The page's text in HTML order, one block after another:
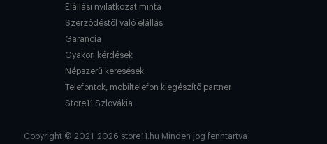
Elállási nyilatkozat minta
Szerződéstől való elállás
Garancia
Gyakori kérdések
Népszerű keresések
Telefontok, mobiltelefon kiegészítő partner
Store11 Szlovákia
Copyright © 2021-2026 store11.hu Minden jog fenntartva